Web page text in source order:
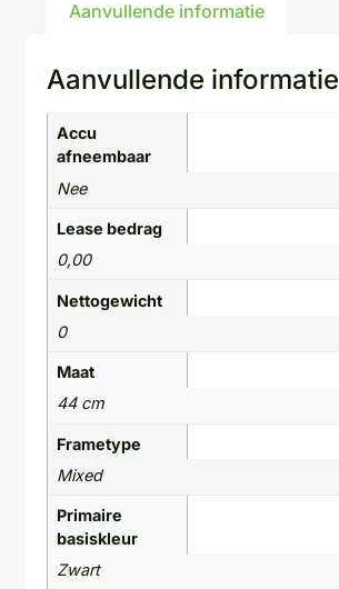
Aanvullende informatie
Aanvullende informatie
Accu
afneembaar
Nee
Lease bedrag
0,00
Nettogewicht
0
Maat
44 cm
Frametype
Mixed
Primaire
basiskleur
Zwart